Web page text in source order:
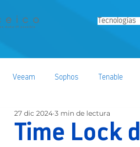
Tecnologías
Veeam Sophos Tenable
Seguridad de la Información
Time Lock
27 dic 2024 3 min de lectura